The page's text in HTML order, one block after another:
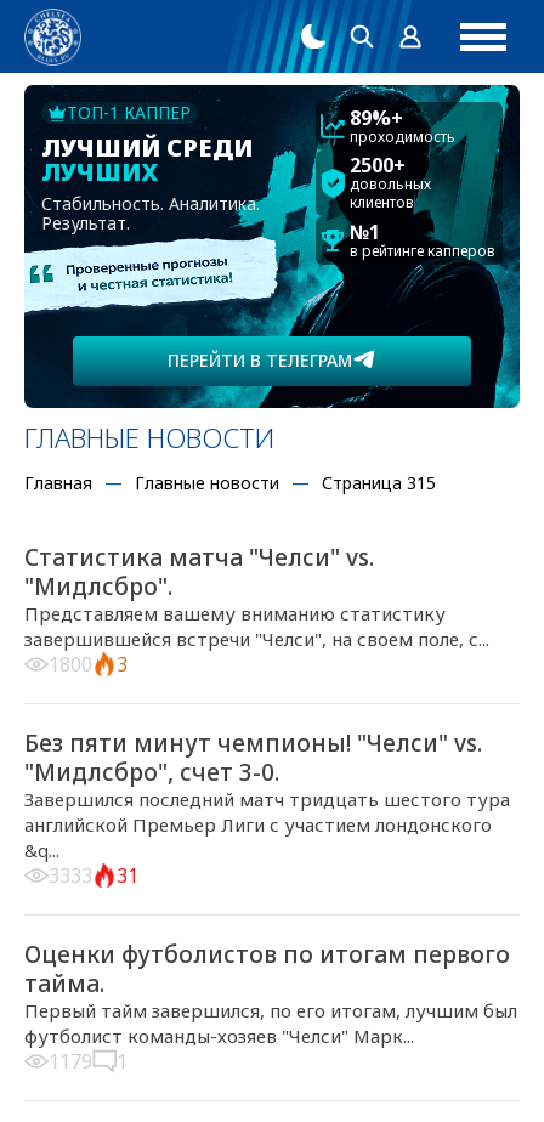
ТОП-1 КАППЕР
ЛУЧШИЙ СРЕДИ
ЛУЧШИХ
Стабильность. Аналитика.
Результат.
89%+
проходимость
2500+
довольных
клиентов
№1
в рейтинге капперов
ПЕРЕЙТИ В ТЕЛЕГРАМ
ГЛАВНЫЕ НОВОСТИ
Главная Главные новости Страница 315
Статистика матча "Челси" vs.
"Мидлсбро".
Представляем вашему вниманию статистику
завершившейся встречи "Челси", на своем поле, с...
1800 3
2017-05-08, 23:49 ГЛАВНЫЕ НОВОСТИ
Без пяти минут чемпионы! "Челси" vs.
"Мидлсбро", счет 3-0.
Завершился последний матч тридцать шестого тура
английской Премьер Лиги с участием лондонского
&q...
3333 31
2017-05-08, 22:50 ГЛАВНЫЕ НОВОСТИ
Оценки футболистов по итогам первого
тайма.
Первый тайм завершился, по его итогам, лучшим был
футболист команды-хозяев "Челси" Марк...
1179 1
2017-05-08, 22:46 ГЛАВНЫЕ НОВОСТИ